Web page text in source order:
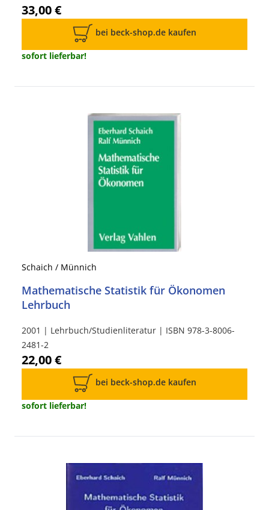
33,00 €
bei beck-shop.de kaufen
sofort lieferbar!
Schaich / Münnich
Mathematische Statistik für Ökonomen
Lehrbuch
2001 | Lehrbuch/Studienliteratur | ISBN 978-3-8006-
2481-2
22,00 €
bei beck-shop.de kaufen
sofort lieferbar!